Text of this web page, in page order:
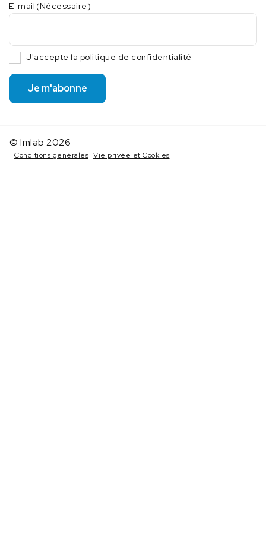
E-mail (Nécessaire)
J'accepte la politique de confidentialité
Je m'abonne
© Imlab 2026
Conditions générales Vie privée et Cookies